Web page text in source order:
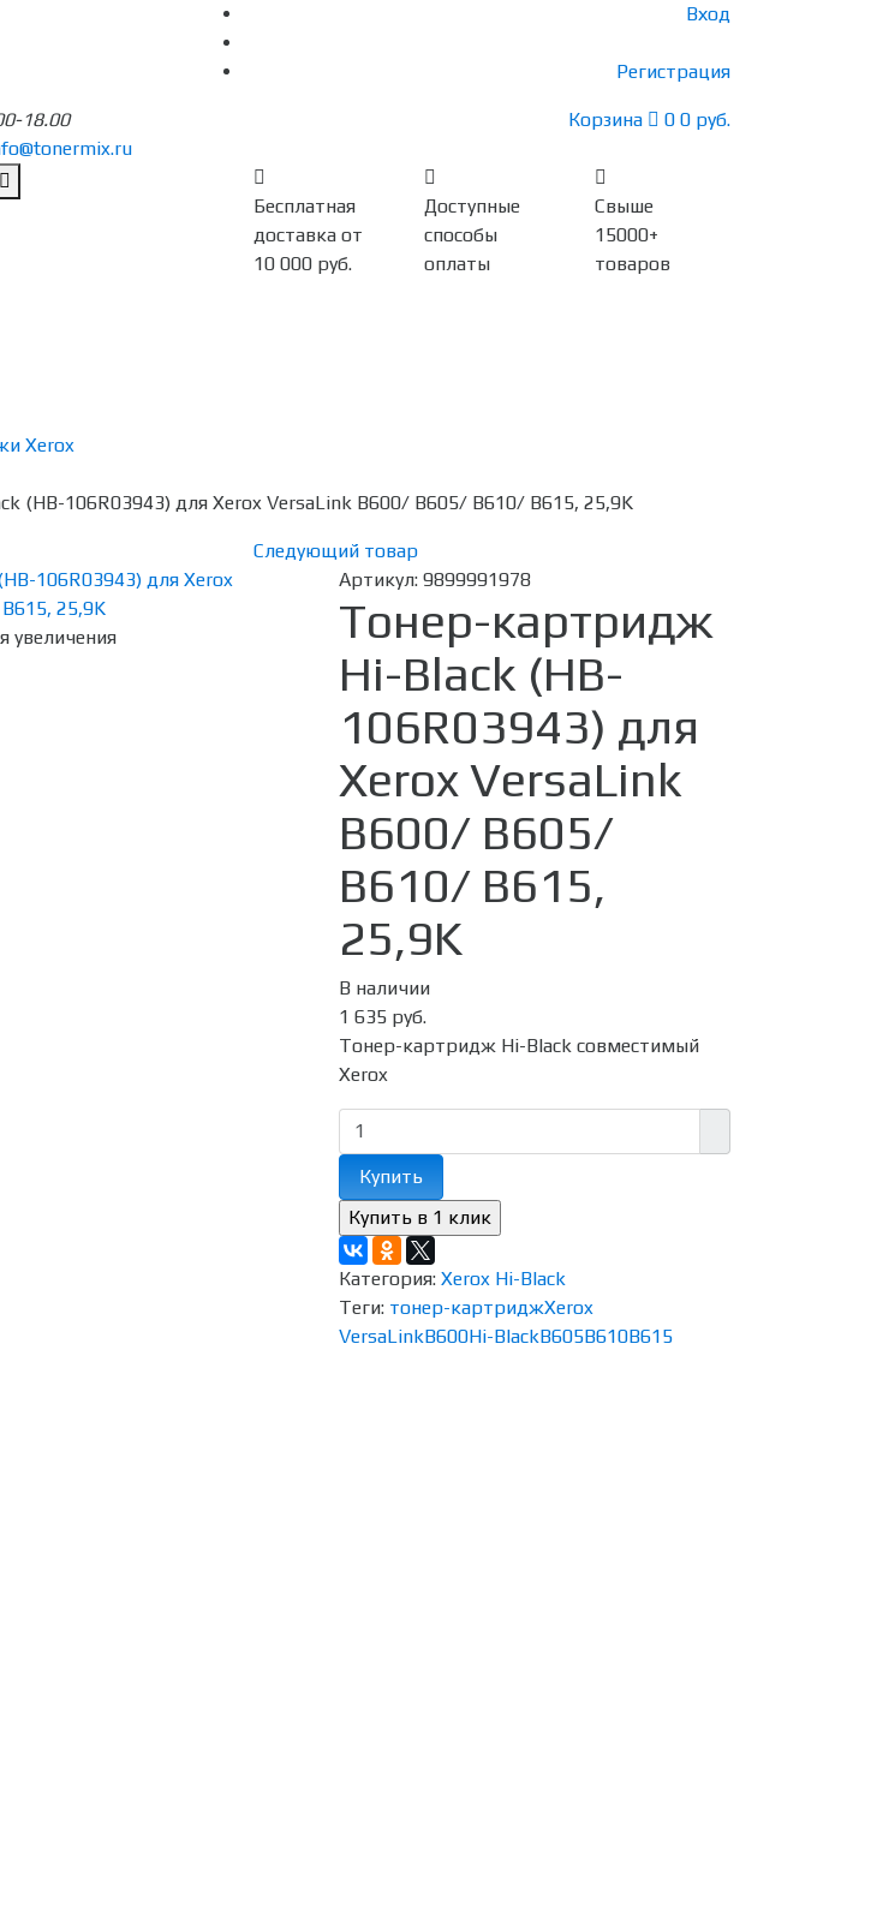
Вход
Регистрация
18.00
Корзина 0 0 руб.
Бесплатная
доставка от
10 000 руб.
Доступные
способы
оплаты
Свыше
15000+
товаров
Xerox
(HB-106R03943) для Xerox VersaLink B600/ B605/ B610/ B615, 25,9K
Следующий товар
увеличения
Артикул: 9899991978
Тонер-картридж
Hi-Black (HB-
106R03943) для
Xerox VersaLink
B600/ B605/
B610/ B615,
25,9K
В наличии
1 635 руб.
Тонер-картридж Hi-Black совместимый
Xerox
Купить
Категория: Xerox Hi-Black
Теги: тонер-картриджXerox
VersaLinkB600Hi-BlackB605B610B615